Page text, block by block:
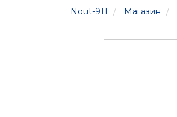
Nout-911 Магазин